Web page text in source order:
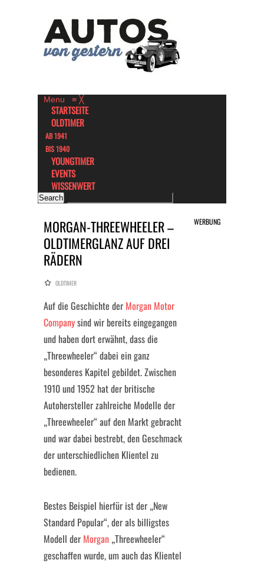
Menu ≡ ╳
STARTSEITE
OLDTIMER
AB 1941
BIS 1940
YOUNGTIMER
EVENTS
WISSENWERT
MORGAN-THREEWHEELER –
OLDTIMERGLANZ AUF DREI
RÄDERN
WERBUNG
OLDTIMER
Auf die Geschichte der Morgan Motor
Companysind wir bereits eingegangen
und haben dort erwähnt, dass die
„Threewheeler“ dabei ein ganz
besonderes Kapitel gebildet. Zwischen
1910 und 1952 hat der britische
Autohersteller zahlreiche Modelle der
„Threewheeler“ auf den Markt gebracht
und war dabei bestrebt, den Geschmack
der unterschiedlichen Klientel zu
bedienen.
Bestes Beispiel hierfür ist der „New
Standard Popular“, der als billigstes
Modell der Morgan „Threewheeler“
geschaffen wurde, um auch das Klientel